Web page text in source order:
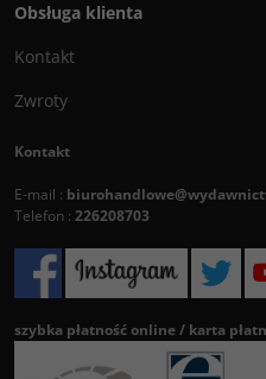
Obsługa klienta
Kontakt
Zwroty
Kontakt
E-mail :
Telefon : 226208703
szybka płatność online / karta